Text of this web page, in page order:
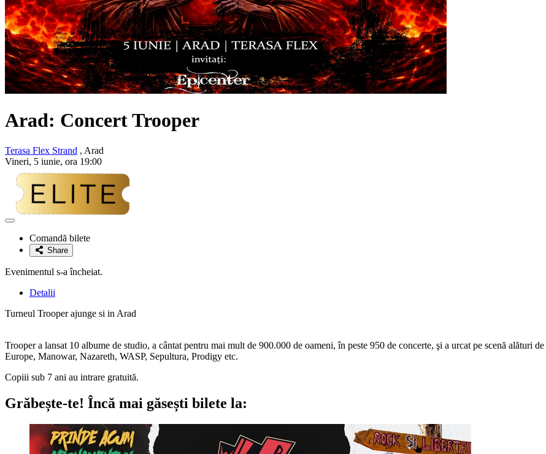
Arad: ConcertTrooper
Terasa Flex Strand , Arad
Vineri, 5 iunie, ora 19:00
Adaugă
favoriteComandă bilete
Share
Evenimentul s-a încheiat.
Detalii
Turneul Trooper ajunge si in Arad
Trooper a lansat 10 albume de studio, a cântat pentru mai mult de 900.000 de oameni, în peste 950 de concerte, şi a urcat pe scenă alături
Europe, Manowar, Nazareth, WASP, Sepultura, Prodigy etc.
Copiii sub 7 ani au intrare gratuită.
Grăbește-te! Încă mai găsești bilete la: